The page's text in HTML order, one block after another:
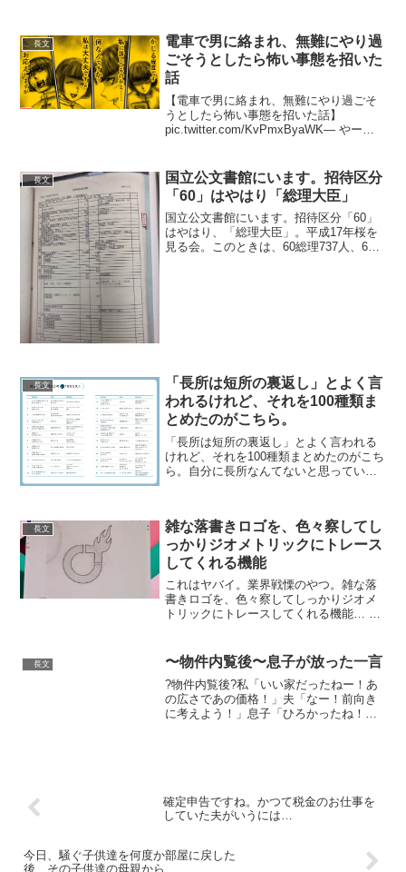
べ物という点に駄菓子屋に近いものを感
じた。なにより一切の...
長文
電車で男に絡まれ、無難にやり過
ごそうとしたら怖い事態を招いた
話
【電車で男に絡まれ、無難にやり過ごそ
うとしたら怖い事態を招いた話】
pic.twitter.com/KvPmxByaWK— やーこ
長文
国立公文書館にいます。招待区分
「60」はやはり「総理大臣」
国立公文書館にいます。招待区分「60」
はやはり、「総理大臣」。平成17年桜を
見る会。このときは、60総理737人、61
長文
「長所は短所の裏返し」とよく言
われるけれど、それを100種類ま
とめたのがこちら。
「長所は短所の裏返し」とよく言われる
けれど、それを100種類まとめたのがこち
ら。自分に長所なんてないと思っている
長文
雑な落書きロゴを、色々察してし
っかりジオメトリックにトレース
してくれる機能
これはヤバイ。業界戦慄のやつ。雑な落
書きロゴを、色々察してしっかりジオメ
トリックにトレースしてくれる機能… 何
pic.twitter.com/yvlupOD...
長文 〜物件内覧後〜息子が放った一言
?物件内覧後?私「いい家だったねー！あ
の広さであの価格！」夫「なー！前向き
に考えよう！」息子「ひろかったね！で
確定申告ですね。かつて税金のお仕事を
していた夫がいうには…
今日、騒ぐ子供達を何度か部屋に戻した
後、その子供達の母親から…